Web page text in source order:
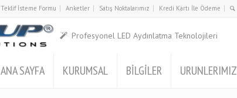
Teklif İsteme Formu Anketler Satış Noktalarımız Kredi Kartı İle Ödeme
Profesyonel LED Aydınlatma Teknolojileri
ANA SAYFA KURUMSAL BİLGİLER URUNLERIMIZ